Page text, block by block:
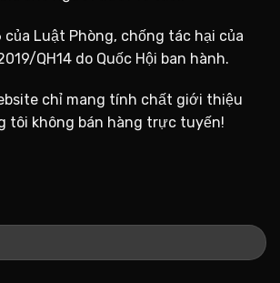
của Luật Phòng, chống tác hại của
QH14 do Quốc Hội ban hành.
chỉ mang tính chất giới thiệu
tôi không bán hàng trực tuyến!